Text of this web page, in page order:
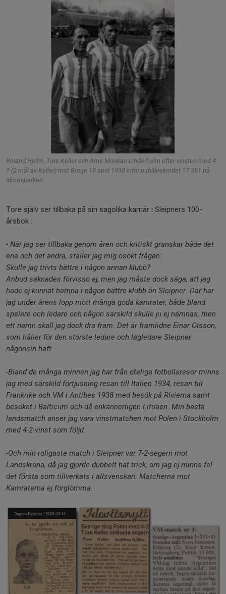
Roland Hjelm, Tore Keller och Arne Monkan Linderholm efter vinsten med 4-
1 (2 mål av Keller) mot Brage 18 april 1938 inför publikrekordet 17 391 på
Idrottsparken.
Tore själv ser tillbaka på sin sagolika karriär i Sleipners 100-
årsbok :
- När jag ser tillbaka genom åren och kritiskt granskar både det
ena och det andra, ställer jag mig osökt frågan:
Skulle jag trivts bättre i någon annan klubb?
Anbud saknades förvisso ej, men jag måste dock säga, att jag
hade ej kunnat hamna i någon bättre klubb än Sleipner. Där har
jag under årens lopp mött många goda kamrater, både bland
spelare och ledare och någon särskild skulle ju ej nämnas, men
ett namn skall jag dock dra fram. Det är framlidne Einar Olsson,
som håller för den störste ledare och lagledare Sleipner
någonsin haft.
-Bland de många minnen jag har från otaliga fotbollsresor minns
jag med särskild förtjusning resan till Italien 1934, resan till
Frankrike och VM i Antibes 1938 med besök på Rivierna samt
besöket i Balticum och då enkannerligen Lituaen. Min bästa
landsmatch anser jag vara vinstmatchen mot Polen i Stockholm
med 4-2-vinst som följd.
-Och min roligaste match i Sleipner var 7-2-segern mot
Landskrona, då jag gjorde dubbelt hat trick, om jag ej minns fel
det första som tillverkats i allsvenskan. Matcherna mot
Kamraterna ej förglömma.